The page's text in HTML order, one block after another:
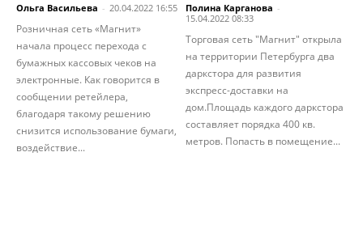
Ольга Васильева - 20.04.2022 16:55
Розничная сеть «Магнит»
начала процесс перехода с
бумажных кассовых чеков на
электронные. Как говорится в
сообщении ретейлера,
благодаря такому решению
снизится использование бумаги,
воздействие...
Полина Карганова -
15.04.2022 08:33
Торговая сеть "Магнит" открыла
на территории Петербурга два
даркстора для развития
экспресс-доставки на
дом.Площадь каждого даркстора
составляет порядка 400 кв.
метров. Попасть в помещение...